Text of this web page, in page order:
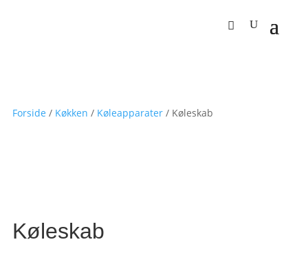
Forside / Køkken / Køleapparater / Køleskab
Køleskab